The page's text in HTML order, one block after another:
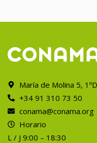
María de Molina 5, 1ºD
+34 91 310 73 50
conama@conama.org
Horario
L / J 9:00 – 18:30